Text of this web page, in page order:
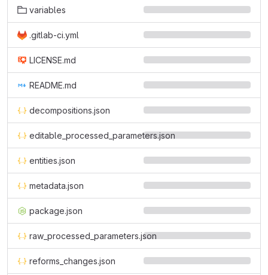
variables
.gitlab-ci.yml
LICENSE.md
README.md
decompositions.json
editable_processed_parameters.json
entities.json
metadata.json
package.json
raw_processed_parameters.json
reforms_changes.json